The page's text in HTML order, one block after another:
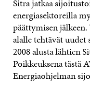
Sitra jatkaa
energiasektoreilla
päättymisen
alalle tehtävät
2008 alusta lähtien
Poikkeuksena tästä
Energiaohjelman